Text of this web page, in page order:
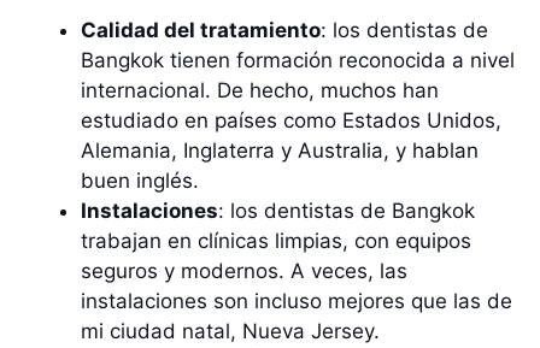
Calidad del tratamiento: los dentistas de
Bangkok tienen formación reconocida a nivel
internacional. De hecho, muchos han
estudiado en países como Estados Unidos,
Alemania, Inglaterra y Australia, y hablan
buen inglés.
Instalaciones: los dentistas de Bangkok
trabajan en clínicas limpias, con equipos
seguros y modernos. A veces, las
instalaciones son incluso mejores que las de
mi ciudad natal, Nueva Jersey.